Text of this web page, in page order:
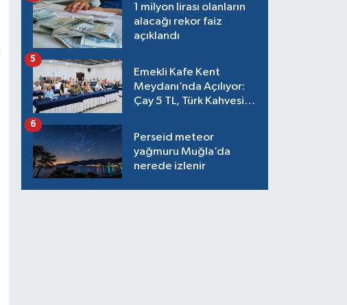
1 milyon lirası olanların
alacağı rekor faiz
açıklandı
Emekli Kafe Kent
Meydanı’nda Açılıyor:
Çay 5 TL, Türk Kahvesi
5
Perseid meteor
yağmuru Muğla’da
nerede izlenir
6